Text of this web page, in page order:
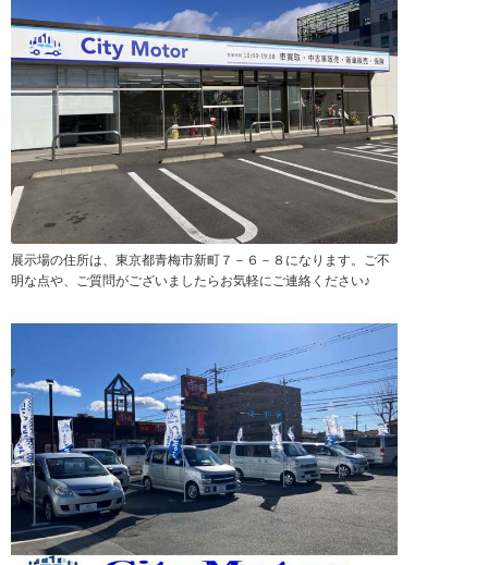
展示場の住所は、東京都青梅市新町７－６－８になります。ご不
明な点や、ご質問がございましたらお気軽にご連絡ください♪